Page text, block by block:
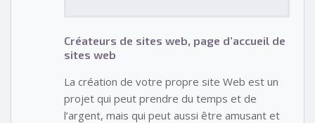
Créateurs de sites web, page d’accueil de
sites web
La création de votre propre site Web est un
projet qui peut prendre du temps et de
l’argent, mais qui peut aussi être amusant et